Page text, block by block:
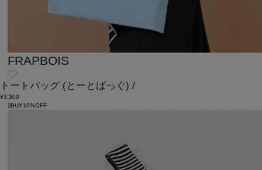
FRAPBOIS
トートバッグ (とーとばっぐ) /
¥3,300
2BUY10%OFF